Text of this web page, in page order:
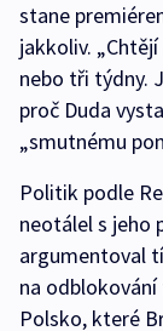
stane
jakkoliv.
nebo tři týdny.
proč Duda
„smutnému
Politik podle
neotálel s jeho
argumentoval
na
Polsko, které